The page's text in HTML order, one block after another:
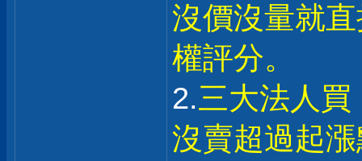
沒價沒量就
權評分。
2.三大法人
沒賣超過起